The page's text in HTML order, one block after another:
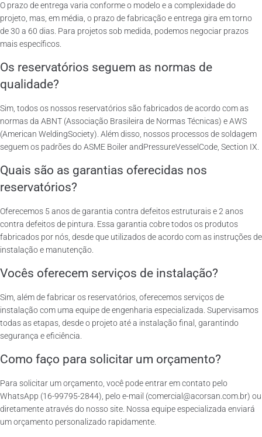
O prazo de entrega varia conforme o modelo e a complexidade do
projeto, mas, em média, o prazo de fabricação e entrega gira em torno
de 30 a 60 dias. Para projetos sob medida, podemos negociar prazos
mais específicos.
Os reservatórios seguem as normas de
qualidade?
Sim, todos os nossos reservatórios são fabricados de acordo com as
normas da ABNT (Associação Brasileira de Normas Técnicas) e AWS
(American WeldingSociety). Além disso, nossos processos de soldagem
seguem os padrões do ASME Boiler andPressureVesselCode, Section IX.
Quais são as garantias oferecidas nos
reservatórios?
Oferecemos 5 anos de garantia contra defeitos estruturais e 2 anos
contra defeitos de pintura. Essa garantia cobre todos os produtos
fabricados por nós, desde que utilizados de acordo com as instruções de
instalação e manutenção.
Vocês oferecem serviços de instalação?
Sim, além de fabricar os reservatórios, oferecemos serviços de
instalação com uma equipe de engenharia especializada. Supervisamos
todas as etapas, desde o projeto até a instalação final, garantindo
segurança e eficiência.
Como faço para solicitar um orçamento?
Para solicitar um orçamento, você pode entrar em contato pelo
WhatsApp (16-99795-2844), pelo e-mail (comercial@acorsan.com.br) ou
diretamente através do nosso site. Nossa equipe especializada enviará
um orçamento personalizado rapidamente.